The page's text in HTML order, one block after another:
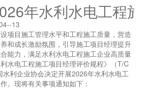
年水利水电工程
13
项目施工管理水平和工程施工质量，营造
和成长激励氛围，引导施工项目经理提升
能力，满足水利水电工程施工企业高质量
水电工程施工项目经理评价规程》（T/C
利企业协会决定开展2026年水利水电工
。现将有关事项通知如下：